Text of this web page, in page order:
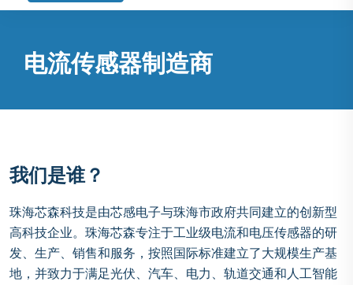
电流传感器制造商
我们是谁？
珠海芯森科技是由芯感电子与珠海市政府共同建立的创新型
高科技企业。珠海芯森专注于工业级电流和电压传感器的研
发、生产、销售和服务，按照国际标准建立了大规模生产基
地，并致力于满足光伏、汽车、电力、轨道交通和人工智能